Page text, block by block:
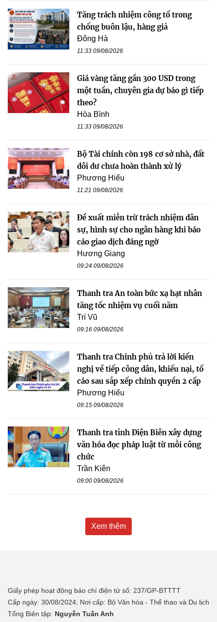
Tăng trách nhiệm công tố trong
chống buôn lậu, hàng giả
Đông Hà
11:33 09/08/2026
Giá vàng tăng gần 300 USD trong
một tuần, chuyên gia dự báo gì tiếp
theo?
Hòa Bình
11:33 09/08/2026
Bộ Tài chính còn 198 cơ sở nhà, đất
dôi dư chưa hoàn thành xử lý
Phương Hiếu
11:21 09/08/2026
Đề xuất miễn trừ trách nhiệm dân
sự, hình sự cho ngân hàng khi báo
cáo giao dịch đáng ngờ
Hương Giang
09:24 09/08/2026
Thanh tra An toàn bức xạ hạt nhân
tăng tốc nhiệm vụ cuối năm
Trí Vũ
09:16 09/08/2026
Thanh tra Chính phủ trả lời kiến
nghị về tiếp công dân, khiếu nại, tố
cáo sau sắp xếp chính quyền 2 cấp
Phương Hiếu
09:15 09/08/2026
Thanh tra tỉnh Điện Biên xây dựng
văn hóa đọc pháp luật từ mỗi công
chức
Trần Kiên
09:00 09/08/2026
Xem thêm
Giấy phép hoạt động báo chí điện tử số: 237/GP-BTTTT
Cấp ngày: 30/08/2024; Nơi cấp: Bộ Văn hóa - Thể thao và Du lịch
Tổng Biên tập: Nguyễn Tuấn Anh